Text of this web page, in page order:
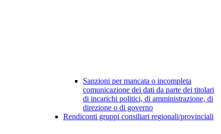
Sanzioni per mancata o incompleta
comunicazione dei dati da parte dei titolari
di incarichi politici, di amministrazione, di
direzione o di governo
Rendiconti gruppi consiliari regionali/provinciali